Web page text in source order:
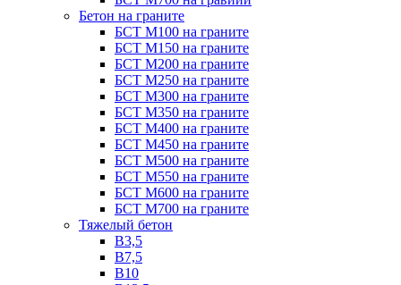
Бетон на граните
БСТ М100 на граните
БСТ М150 на граните
БСТ М200 на граните
БСТ М250 на граните
БСТ М300 на граните
БСТ М350 на граните
БСТ М400 на граните
БСТ М450 на граните
БСТ М500 на граните
БСТ М550 на граните
БСТ М600 на граните
БСТ М700 на граните
Тяжелый бетон
В3,5
B7,5
В10